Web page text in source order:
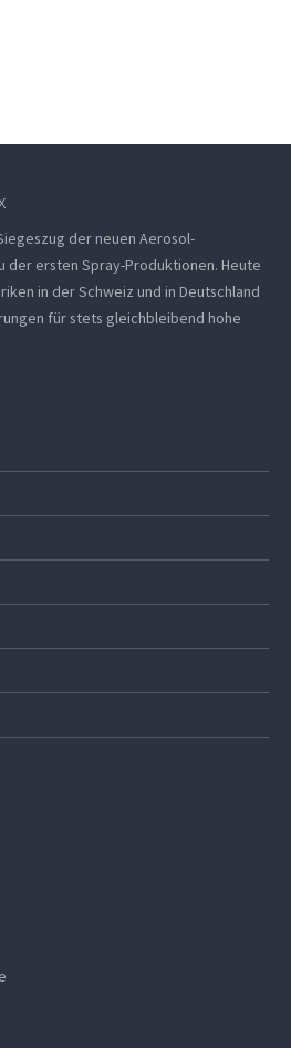
der neuen Aerosol-
der ersten Spray-Produktionen. Heute
in der Schweiz und in Deutschland
für stets gleichbleibend hohe